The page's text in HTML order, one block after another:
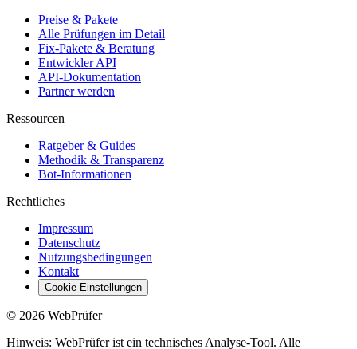
Preise & Pakete
Alle Prüfungen im Detail
Fix-Pakete & Beratung
Entwickler API
API-Dokumentation
Partner werden
Ressourcen
Ratgeber & Guides
Methodik & Transparenz
Bot-Informationen
Rechtliches
Impressum
Datenschutz
Nutzungsbedingungen
Kontakt
Cookie-Einstellungen
© 2026 WebPrüfer
Hinweis: WebPrüfer ist ein technisches Analyse-Tool. Alle